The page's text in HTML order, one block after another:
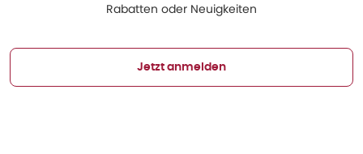
Rabatten oder Neuigkeiten
Jetzt anmelden